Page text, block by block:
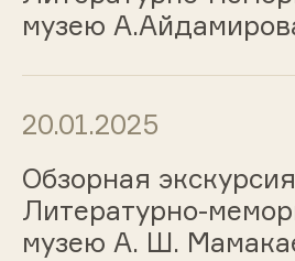
музею
20.01.2025
Обзорная
Литературно-
музею А. Ш.